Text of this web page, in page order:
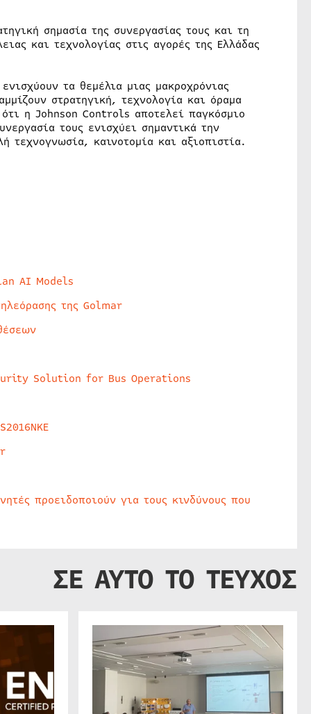
σημασία της συνεργασίας τους και τη
και τεχνολογίας στις αγορές της Ελλάδας
τα θεμέλια μιας μακροχρόνιας
στρατηγική, τεχνολογία και όραμα
η Johnson Controls αποτελεί παγκόσμιο
τους ενισχύει σημαντικά την
τεχνογνωσία, καινοτομία και αξιοπιστία.
AI Models
της Golmar
Solution for Bus Operations
προειδοποιούν για τους κινδύνους που
ΣΕ ΑΥΤΟ ΤΟ ΤΕΥΧΟΣ